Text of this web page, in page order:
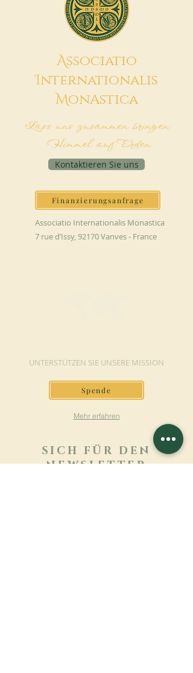
Associatio
Internationalis
MonAstica
Lass uns zusammen bringen
Himmel auf Erden
Kontaktieren Sie uns
Finanzierungsanfrage
Associatio Internationalis Monastica
7 rue d’Issy, 92170 Vanves - France
UNTERSTÜTZEN SIE UNSERE MISSION
Spende
Mehr erfahren
SICH FÜR DEN
NEWSLETTER